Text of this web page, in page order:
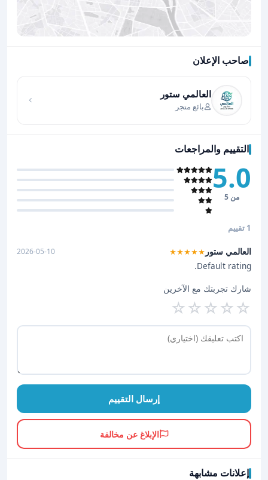
صاحب الإعلان
العالمي ستور
بائع متجر
التقييم والمراجعات
5.0
من 5
1 تقييم
العالمي ستور ★★★★★
2026-05-10
Default rating.
شارك تجربتك مع الآخرين
☆
☆
☆
☆
☆
إرسال التقييم
الإبلاغ عن مخالفة
إعلانات مشابهة